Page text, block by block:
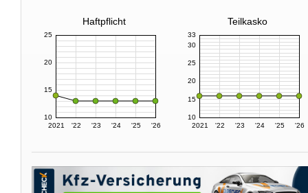
Haftpflicht Teilkasko
2021 '22 '23 '24 '25 '26
10
15
20
25
2021 '22 '23 '24 '25 '26
10
15
20
25
30
33